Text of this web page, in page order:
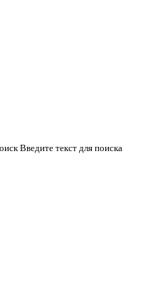
Введите текст для поиска